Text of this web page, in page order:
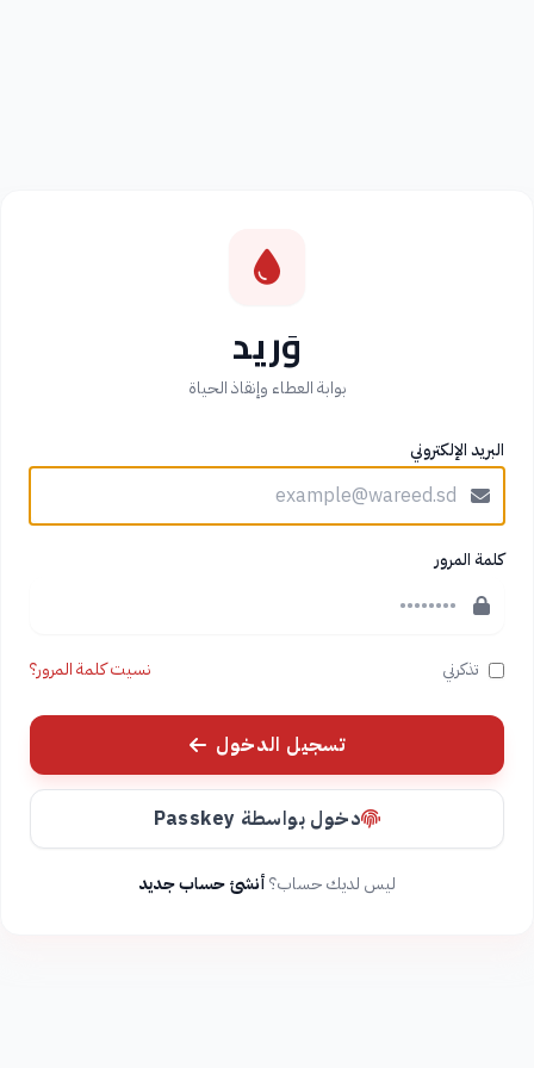
وَريد
بوابة العطاء وإنقاذ الحياة
البريد الإلكتروني
كلمة المرور
تذكرني نسيت كلمة المرور؟
تسجيل الدخول
دخول بواسطة Passkey
ليس لديك حساب؟أنشئ حساب جديد